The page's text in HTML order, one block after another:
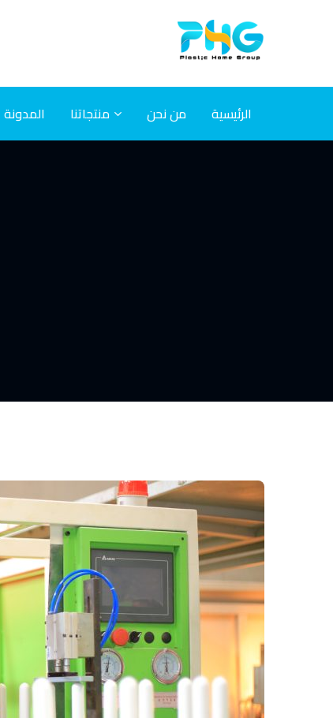
الرئيسية من نحن منتجاتنا المدونة